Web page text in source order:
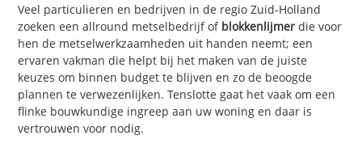
Veel particulieren en bedrijven in de regio Zuid-Holland
zoeken een allround metselbedrijf of blokkenlijmer die voor
hen de metselwerkzaamheden uit handen neemt; een
ervaren vakman die helpt bij het maken van de juiste
keuzes om binnen budget te blijven en zo de beoogde
plannen te verwezenlijken. Tenslotte gaat het vaak om een
flinke bouwkundige ingreep aan uw woning en daar is
vertrouwen voor nodig.